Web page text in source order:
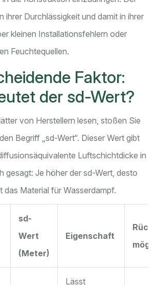
ihrer Durchlässigkeit und damit in ihrer
kleinen Installationsfehlern oder
Feuchtequellen.
Faktor:
der sd-Wert?
von Herstellern lesen, stoßen Sie
Begriff „sd-Wert“. Dieser Wert gibt
Luftschichtdicke in
gesagt: Je höher der sd-Wert, desto
das Material für Wasserdampf.
sd-
Wert
(Meter)
Eigenschaft
Lässt